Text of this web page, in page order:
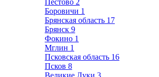
Пестово 2
Боровичи 1
Брянская область 17
Брянск 9
Фокино 1
Мглин 1
Псковская область 16
Псков 8
Великие Луки 3